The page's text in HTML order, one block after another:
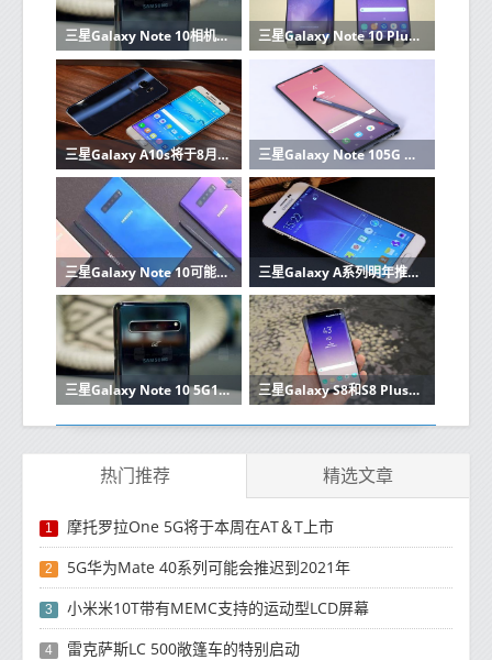
三星Galaxy Note 10相机测试继续进行 三星Galaxy Note 10 Plus获得了糟糕的可修复性评分
三星Galaxy A10s将于8月28日在印度上市销售了解价格和规格 三星Galaxy Note 105G DxOMark相机评级冠军
三星Galaxy Note 10可能会使用Exynos新处理器 三星Galaxy A系列明年推出的智能手机的消息透露
三星Galaxy Note 10 5G12GB内存1TB存储空间 三星Galaxy S8和S8 Plus将在没有Bixby Voice的情况下推出 提供扬声器底座作为礼物
热门推荐 精选文章
1 摩托罗拉One 5G将于本周在AT＆T上市
2 5G华为Mate 40系列可能会推迟到2021年
3 小米米10T带有MEMC支持的运动型LCD屏幕
4 雷克萨斯LC 500敞篷车的特别启动